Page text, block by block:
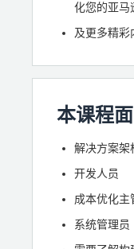
化您的亚马
及更多精彩
本课程
解决方案架
开发人员
成本优化主
系统管理员